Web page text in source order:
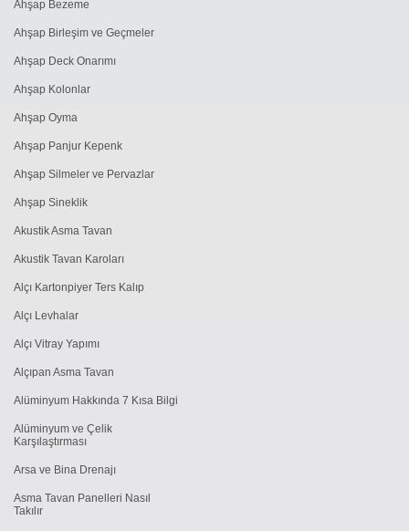
Ahşap Bezeme
Ahşap Birleşim ve Geçmeler
Ahşap Deck Onarımı
Ahşap Kolonlar
Ahşap Oyma
Ahşap Panjur Kepenk
Ahşap Silmeler ve Pervazlar
Ahşap Sineklik
Akustik Asma Tavan
Akustik Tavan Karoları
Alçı Kartonpiyer Ters Kalıp
Alçı Levhalar
Alçı Vitray Yapımı
Alçıpan Asma Tavan
Alüminyum Hakkında 7 Kısa Bilgi
Alüminyum ve Çelik
Karşılaştırması
Arsa ve Bina Drenajı
Asma Tavan Panelleri Nasıl
Takılır